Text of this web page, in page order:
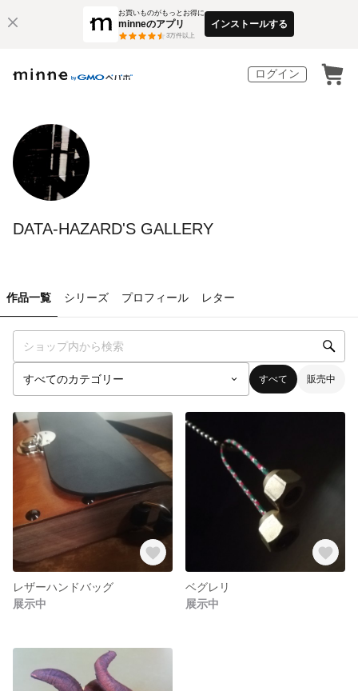
お買いものがもっとお得に
minneのアプリ
3万件以上
インストールする
ログイン
DATA-HAZARD'S GALLERY
作品一覧 シリーズ プロフィール レター
すべて 販売中
レザーハンドバッグ
展示中
ベグレリ
展示中